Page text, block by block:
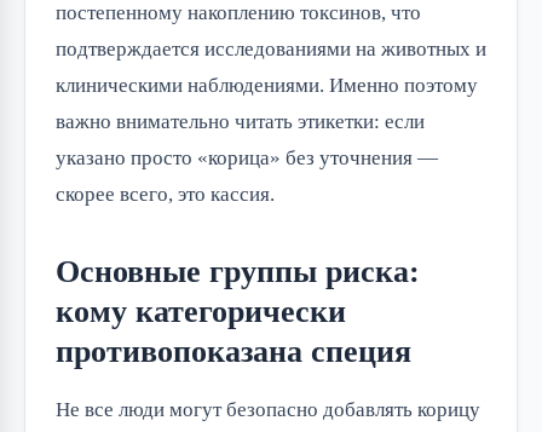
постепенному накоплению токсинов, что
подтверждается исследованиями на животных и
клиническими наблюдениями. Именно поэтому
важно внимательно читать этикетки: если
указано просто «корица» без уточнения —
скорее всего, это кассия.
Основные группы риска:
кому категорически
противопоказана специя
Не все люди могут безопасно добавлять корицу